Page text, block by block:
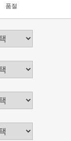
품절